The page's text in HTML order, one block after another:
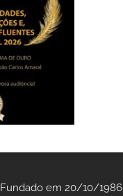
Fundado em 20/10/1986